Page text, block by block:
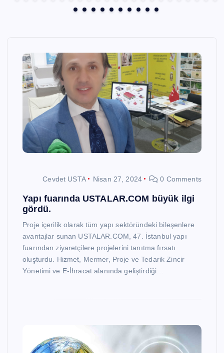
Cevdet USTA Nisan 27, 2024 0 Comments
Yapı fuarında USTALAR.COM büyük ilgi
gördü.
Proje içerilik olarak tüm yapı sektöründeki bileşenlere
avantajlar sunan USTALAR.COM, 47. İstanbul yapı
fuarından ziyaretçilere projelerini tanıtma fırsatı
oluşturdu. Hizmet, Mermer, Proje ve Tedarik Zincir
Yönetimi ve E-İhracat alanında geliştirdiği…